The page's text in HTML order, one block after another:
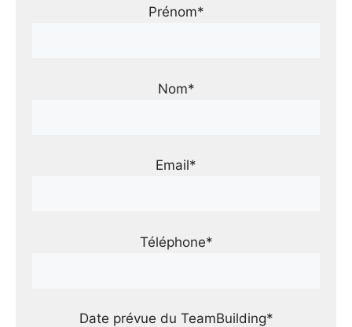
Prénom*
Nom*
Email*
Téléphone*
Date prévue du TeamBuilding*